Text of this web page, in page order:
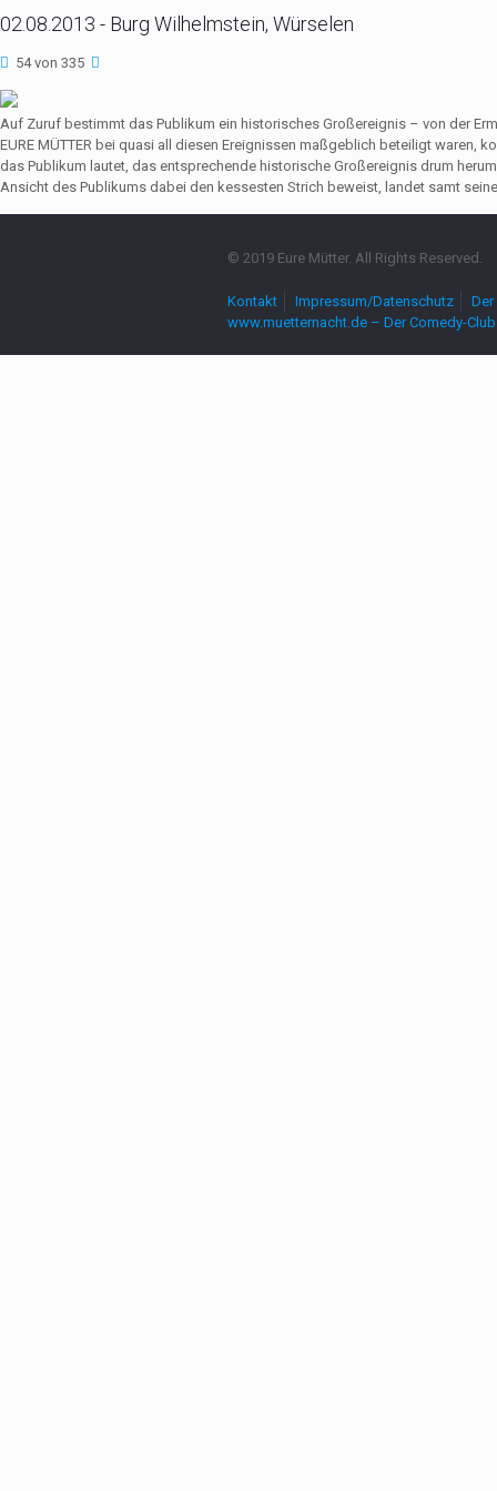
02.08.2013 - Burg Wilhelmstein, Würselen
54 von 335
Auf Zuruf bestimmt das Publikum ein historisches Großereignis – von der
EURE MÜTTER bei quasi all diesen Ereignissen maßgeblich beteiligt waren,
das Publikum lautet, das entsprechende historische Großereignis drum
Ansicht des Publikums dabei den kessesten Strich beweist, landet samt
© 2019 Eure Mütter. All Rights Reserved.
Kontakt Impressum/Datenschutz
www.muetternacht.de – Der Comedy-Club